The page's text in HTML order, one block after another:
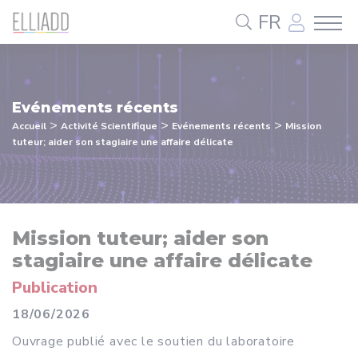
FR
Evénements récents
Accueil > Activité Scientifique > Evénements récents > Mission
tuteur; aider son stagiaire une affaire délicate
Mission tuteur; aider son
stagiaire une affaire délicate
Publication
18/06/2026
Ouvrage publié avec le soutien du laboratoire
Panneau de gestion des cookies